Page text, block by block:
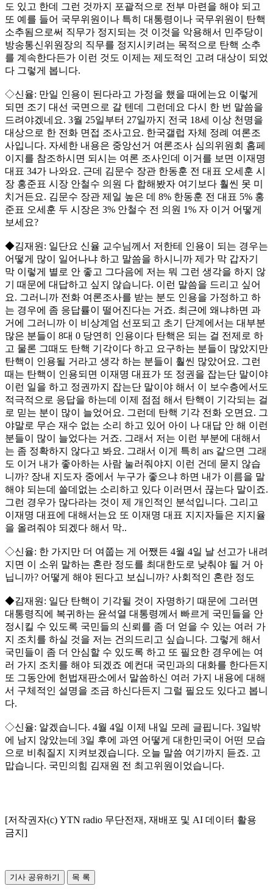
도 있고 한데 그런 것까지 포괄적으로 전부 마련을 해야 되고
또 예를 들어 국무위원이나 특히 대통령이나 국무위원이 탄핵
소추됨으로써 직무가 정지되는 것 이것을 악용해서 민주당이
방송통신위원장의 직무를 정지시키려는 목적으로 탄핵 소추
를 계속한다든가 이런 것도 이제는 제도적인 고려 대상이 되었
다 그렇게 봅니다.
◇신율: 만일 인용이 된다라고 가정을 했을 때에는요 이렇게
되면 조기 대선 국면으로 갈 텐데 그런데요 다시 한 번 말씀을
드려야겠네요. 3월 25일부터 27일까지 전국 18세 이상 천명을
대상으로 한 전화 면접 조사고요. 한국갤럽 자체 정례 여론조
사입니다. 자세한 내용은 중앙선거 여론조사 심의위원회 홈페
이지를 참조하시면 되시는 여론 조사인데 이거를 보면 이재명
대표 34가 나와요. 근데 김문수 장관 한동훈 전 대표 오세훈 시
장 홍준표 시장 안철수 의원 다 합해봤자 여기보다 훨씬 못 미
치거든요. 김문수 장관 제일 높은 데 8% 한동훈 전 대표 5% 홍
준표 오세훈 두 시장은 3% 안철수 전 의원 1% 자 이거 어떻게
보세요?
◆김재원: 일단요 신율 교수님께서 저한테 인용이 되는 경우는
어떻게 많이 일어나냐 하고 말씀을 하시니까 제가 막 갑자기
막 이렇게 별로 안 좋고 그다음에 저는 뭐 그런 생각을 하지 않
기 때문에 대답하고 싶지 않습니다. 이런 말씀을 드리고 싶어
요. 그러니까 전화 여론조사를 받는 분도 인용을 가정하고 하
는 경우에 좀 응답률이 떨어진다는 거죠. 최근에 왜냐하면 과
거에 그러니까 이 비상계엄 선포되고 초기 단계에서는 대부분
많은 분들이 8대 0 당연히 인용이다 탄핵은 되는 걸 전제로 하
고 물론 그때도 탄핵 기각이다 하고 요구하는 분들이 많았지만
탄핵이 인용될 거라고 생각 하는 분들이 훨씬 많았어요. 그런
때는 탄핵이 인용되면 이재명 대표가 또 정권을 잡는단 말이야
이런 일을 하고 정권까지 잡는단 말이야 해서 이 보수층에서도
적극적으로 응답을 하는데 이제 점점 해서 탄핵이 기각되는 걸
로 믿는 분이 많이 늘었어요. 그런데 탄핵 기각 전화 오면요. 그
야말로 무슨 재수 없는 소리 하고 있어 아이 나 대답 안 해 이런
분들이 많이 늘었다는 거죠. 그래서 저는 이런 부분에 대해서
는 좀 정확하지 않다고 봐요. 그래서 이게 특히 ars 같으면 그래
도 이거 내가 좋아하는 사람 눌러줘야지 이런 건데 묻지 않습
니까? 장내 지도자 중에서 누구가 좋으냐 하면 내가 이름을 말
해야 되는데 쓸데없는 소리하고 있다 이러면서 끊는다 말이죠.
그런 경우가 많다라는 것이 제 개인적인 분석입니다. 그리고
이재명 대표에 대해서는요 또 이재명 대표 지지자들은 지지율
을 올려줘야 되겠다 해서 막..
◇신율: 한 가지만 더 여쭙는 게 어쨌든 4월 4일 날 선고가 내려
지면 이 소위 말하는 혼란 정도를 최대한도로 낮춰야 될 거 아
닙니까? 어떻게 해야 된다고 보십니까? 사회적인 혼란 정도
◆김재원: 일단 탄핵이 기각될 것이 자명하기 때문에 그러면
대통령직에 복귀하는 윤석열 대통령께서 빠르게 국민들을 안
정시킬 수 있도록 국민들의 신뢰를 좀 더 얻을 수 있는 여러 가
지 조치를 하실 것을 저는 건의드리고 싶습니다. 그렇게 해서
국민들이 좀 더 안심할 수 있도록 하고 또 필요한 경우에는 여
러 가지 조치를 해야 되겠죠 예컨대 국민과의 대화를 한다든지
또 그동안에 헌법재판소에서 말씀하신 여러 가지 내용에 대해
서 구체적인 설명을 조금 하신다든지 그럴 필요도 있다고 봅니
다.
◇신율: 알겠습니다. 4월 4일 이제 내일 모레 글핍니다. 3일밖
에 남지 않았는데 3일 후에 과연 어떻게 대한민국이 어떤 모습
으로 비춰질지 지켜보겠습니다. 오늘 말씀 여기까지 듣죠. 고
맙습니다. 국민의힘 김재원 전 최고위원이었습니다.
[저작권자(c) YTN radio 무단전재, 재배포 및 AI 데이터 활용
금지]
기사 공유하기 목 록